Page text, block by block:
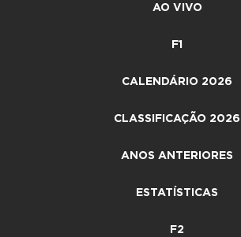
AO VIVO
F1
CALENDÁRIO 2026
CLASSIFICAÇÃO 2026
ANOS ANTERIORES
ESTATÍSTICAS
F2